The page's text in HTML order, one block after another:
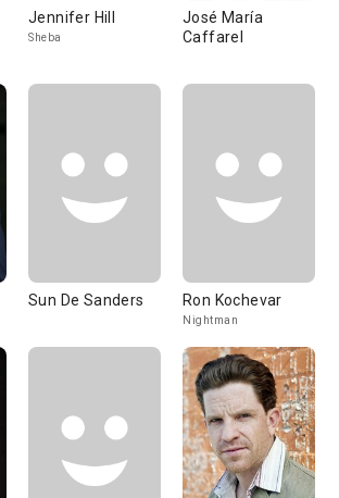
Jennifer Hill
Sheba
José María
Caffarel
Sun De Sanders Ron Kochevar
Nightman